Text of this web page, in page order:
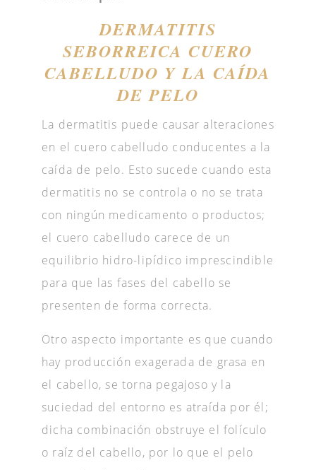
DERMATITIS
SEBORREICA CUERO
CABELLUDO Y LA CAÍDA
DE PELO
La dermatitis puede causar alteraciones
en el cuero cabelludo conducentes a la
caída de pelo. Esto sucede cuando esta
dermatitis no se controla o no se trata
con ningún medicamento o productos;
el cuero cabelludo carece de un
equilibrio hidro-lipídico imprescindible
para que las fases del cabello se
presenten de forma correcta.
Otro aspecto importante es que cuando
hay producción exagerada de grasa en
el cabello, se torna pegajoso y la
suciedad del entorno es atraída por él;
dicha combinación obstruye el folículo
o raíz del cabello, por lo que el pelo